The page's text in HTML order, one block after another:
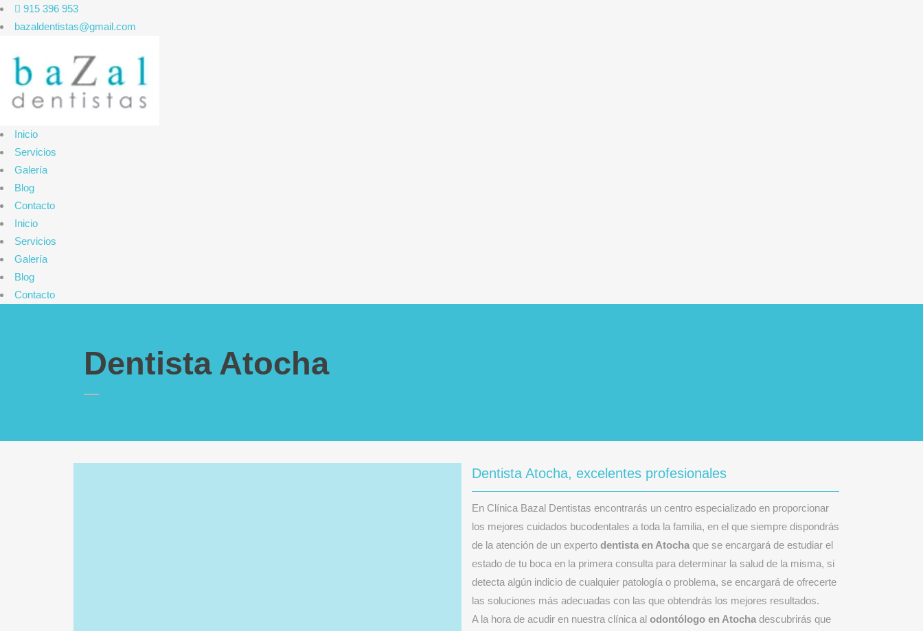
915 396 953
bazaldentistas@gmail.com
Inicio
Servicios
Galería
Blog
Contacto
Inicio
Servicios
Galería
Blog
Contacto
Dentista Atocha
Dentista Atocha, excelentes profesionales
En Clínica Bazal Dentistas encontrarás un centro especializado en proporcionar
los mejores cuidados bucodentales a toda la familia, en el que siempre dispondrás
de la atención de un experto dentista en Atocha que se encargará de estudiar el
estado de tu boca en la primera consulta para determinar la salud de la misma, si
detecta algún indicio de cualquier patología o problema, se encargará de ofrecerte
las soluciones más adecuadas con las que obtendrás los mejores resultados.
A la hora de acudir en nuestra clínica al odontólogo en Atocha descubrirás que